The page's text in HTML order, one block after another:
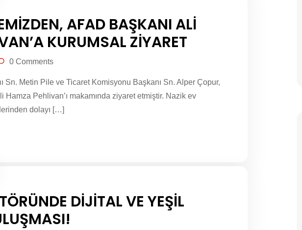
AFAD BAŞKANI ALİ
KURUMSAL ZİYARET
0 Comments
Sn. Metin Pile ve Ticaret Komisyonu Başkanı Sn. Alper Çopur,
Hamza Pehlivan’ı makamında ziyaret etmiştir. Nazik ev
dolayı […]
DİJİTAL VE YEŞİL